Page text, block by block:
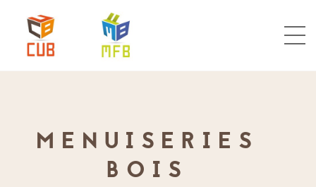
MENUISERIES
BOIS